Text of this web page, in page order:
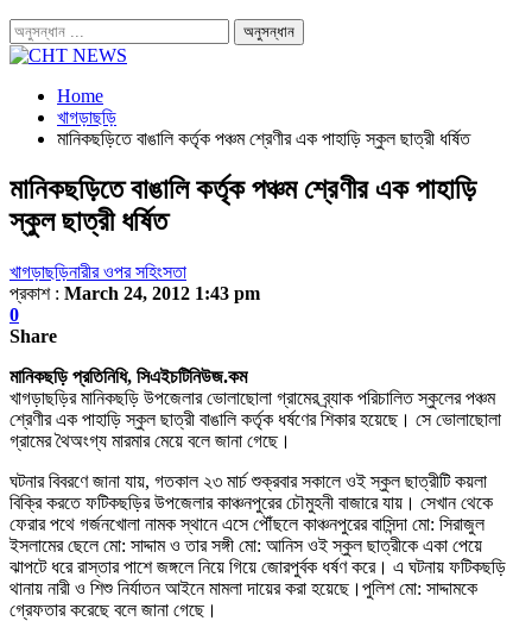
Home
খাগড়াছড়ি
মানিকছড়িতে বাঙালি কর্তৃক পঞ্চম শ্রেণীর এক পাহাড়ি স্কুল ছাত্রী ধর্ষিত
মানিকছড়িতে বাঙালি কর্তৃক পঞ্চম শ্রেণীর এক পাহাড়ি
স্কুল ছাত্রী ধর্ষিত
খাগড়াছড়িনারীর ওপর সহিংসতা
প্রকাশ : March 24, 2012 1:43 pm
0
Share
মানিকছড়ি প্রতিনিধি, সিএইচটিনিউজ.কম
খাগড়াছড়ির মানিকছড়ি উপজেলার ভোলাছোলা গ্রামের ব্র্যাক পরিচালিত স্কুলের পঞ্চম
শ্রেণীর এক পাহাড়ি স্কুল ছাত্রী বাঙালি কর্তৃক ধর্ষণের শিকার হয়েছে। সে ভোলাছোলা
গ্রামের থৈঅংগ্য মারমার মেয়ে বলে জানা গেছে।
ঘটনার বিবরণে জানা যায়, গতকাল ২৩ মার্চ শুক্রবার সকালে ওই স্কুল ছাত্রীটি কয়লা
বিক্রি করতে ফটিকছড়ির উপজেলার কাঞ্চনপুরের চৌমুহনী বাজারে যায় । সেখান থেকে
ফেরার পথে গর্জনখোলা নামক স্থানে এসে পৌঁছলে কাঞ্চনপুরের বাসিন্দা মো: সিরাজুল
ইসলামের ছেলে মো: সাদ্দাম ও তার সঙ্গী মো: আনিস ওই স্কুল ছাত্রীকে একা পেয়ে
ঝাপটে ধরে রাস্তার পাশে জঙ্গলে নিয়ে গিয়ে জোরপুর্বক ধর্ষণ করে। এ ঘটনায় ফটিকছড়ি
থানায় নারী ও শিশু নির্যাতন আইনে মামলা দায়ের করা হয়েছে। পুলিশ মো: সাদ্দামকে
গ্রেফতার করেছে বলে জানা গেছে।